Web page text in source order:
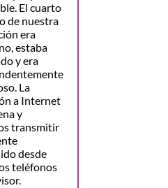
El cuarto
de nuestra
era
estaba
y era
La
a Internet
y
transmitir
desde
teléfonos